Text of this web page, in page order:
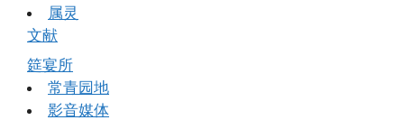
属灵
文献
筵宴所
常青园地
影音媒体